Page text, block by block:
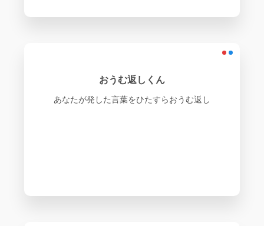
おうむ返しくん
あなたが発した言葉をひたすらおうむ返し